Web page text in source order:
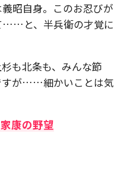
昭自身。このお忍びが
……と、半兵衛の才覚に
も北条も、みんな節
すが……細かいことは気
康の野望